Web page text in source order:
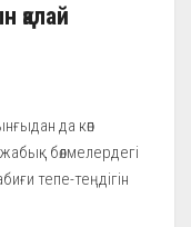
қалай
да көп
бөлмелердегі
тепе-теңдігін